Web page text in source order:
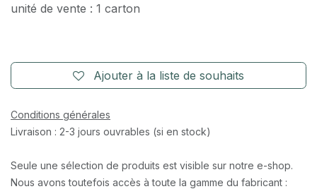
unité de vente : 1 carton
Ajouter à la liste de souhaits
Conditions générales
Livraison : 2-3 jours ouvrables (si en stock)
Seule une sélection de produits est visible sur notre e-shop.
Nous avons toutefois accès à toute la gamme du fabricant :